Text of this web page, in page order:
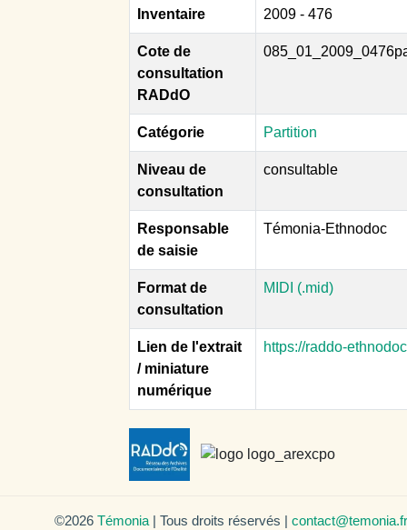
Inventaire 2009 - 476
Cote de
consultation
RADdO
Catégorie Partition
Niveau de
consultation
consultable
Responsable
de saisie
Témonia-Ethnodoc
Format de
consultation
MIDI (.mid)
Lien de l'extrait
/ miniature
numérique
https://raddo-
©2026 Témonia | Tous droits réservés | contact@temonia.fr